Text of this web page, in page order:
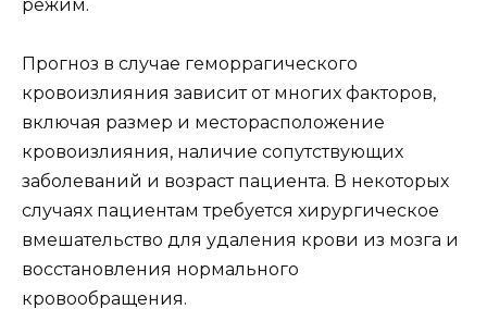
режим.
Прогноз в случае геморрагического
кровоизлияния зависит от многих факторов,
включая размер и месторасположение
кровоизлияния, наличие сопутствующих
заболеваний и возраст пациента. В некоторых
случаях пациентам требуется хирургическое
вмешательство для удаления крови из мозга и
восстановления нормального
кровообращения.